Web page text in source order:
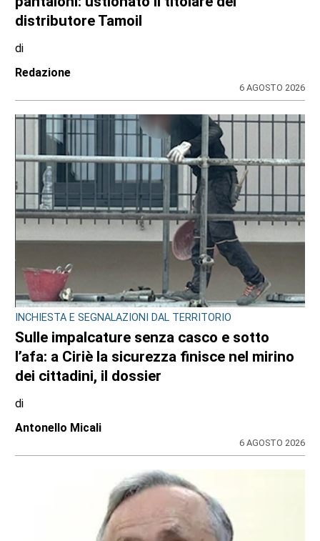
distributore Tamoil
di
Redazione
6 AGOSTO 2026
INCHIESTA E SEGNALAZIONI DAL TERRITORIO
Sulle impalcature senza casco e sotto
l’afa: a Ciriè la sicurezza finisce nel mirino
dei cittadini, il dossier
di
Antonello Micali
6 AGOSTO 2026